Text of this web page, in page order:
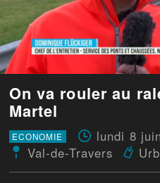
On va rouler au
Martel
ECONOMIE lundi 8
Val-de-Travers